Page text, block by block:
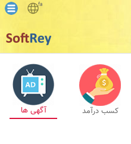
fa
کسب درآمد آگهی ها